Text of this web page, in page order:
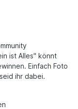
ist Alles" könnt
Einfach Foto
ihr dabei.